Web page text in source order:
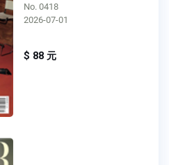
No. 0418
2026-07-01
$ 88 元